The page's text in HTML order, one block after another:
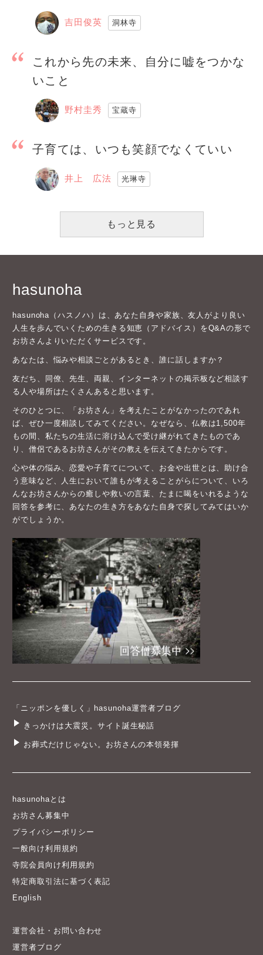
吉田俊英 洞林寺
これから先の未来、自分に嘘をつかな
いこと
野村圭秀 宝蔵寺
子育ては、いつも笑顔でなくていい
井上 広法 光琳寺
もっと見る
hasunoha
hasunoha（ハスノハ）は、あなた自身や家族、友人がより良い
人生を歩んでいくための生きる知恵（アドバイス）をQ&Aの形で
お坊さんよりいただくサービスです。
あなたは、悩みや相談ごとがあるとき、誰に話しますか？
友だち、同僚、先生、両親、インターネットの掲示板など相談す
る人や場所はたくさんあると思います。
そのひとつに、「お坊さん」を考えたことがなかったのであれ
ば、ぜひ一度相談してみてください。なぜなら、仏教は1,500年
もの間、私たちの生活に溶け込んで受け継がれてきたものであ
り、僧侶であるお坊さんがその教えを伝えてきたからです。
心や体の悩み、恋愛や子育てについて、お金や出世とは、助け合
う意味など、人生において誰もが考えることがらについて、いろ
んなお坊さんからの癒しや救いの言葉、たまに喝をいれるような
回答を参考に、あなたの生き方をあなた自身で探してみてはいか
がでしょうか。
「ニッポンを優しく」hasunoha運営者ブログ
きっかけは大震災。サイト誕生秘話
お葬式だけじゃない。お坊さんの本領発揮
hasunohaとは
お坊さん募集中
プライバシーポリシー
一般向け利用規約
寺院会員向け利用規約
特定商取引法に基づく表記
English
運営会社・お問い合わせ
運営者ブログ